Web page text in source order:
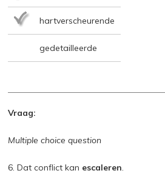
hartverscheurende
gedetailleerde
Vraag:
Multiple choice question
6. Dat conflict kan escaleren.